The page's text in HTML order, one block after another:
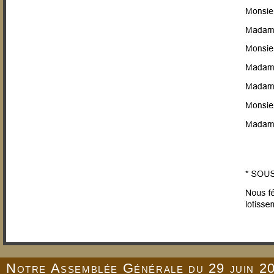
Notre Assemblée Générale du 29 juin